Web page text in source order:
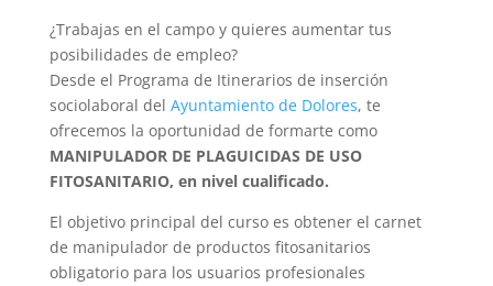
¿Trabajas en el campo y quieres aumentar tus
posibilidades de empleo?
Desde el Programa de Itinerarios de inserción
sociolaboral del Ayuntamiento de Dolores, te
ofrecemos la oportunidad de formarte como
MANIPULADOR DE PLAGUICIDAS DE USO
FITOSANITARIO, en nivel cualificado.
El objetivo principal del curso es obtener el carnet
de manipulador de productos fitosanitarios
obligatorio para los usuarios profesionales